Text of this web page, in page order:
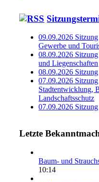
09.09.2026
Gewerbe und
08.09.2026
und Liegenschaften
08.09.2026
07.09.2026
Stadtentwicklung,
Landschaftsschutz
07.09.2026 Sitzung
Letzte
Baum- und
10:14